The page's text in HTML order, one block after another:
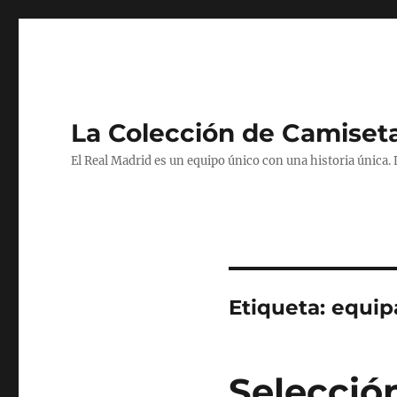
La Colección de
El Real Madrid es un equipo único con una historia
Etiqueta: